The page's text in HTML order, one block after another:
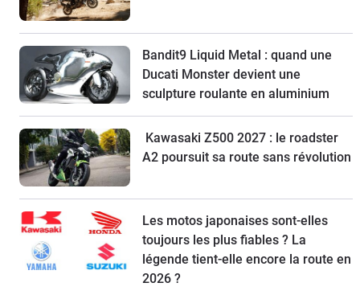
Bandit9 Liquid Metal : quand une
Ducati Monster devient une
sculpture roulante en aluminium
Kawasaki Z500 2027 : le roadster
A2 poursuit sa route sans révolution
Les motos japonaises sont-elles
toujours les plus fiables ? La
légende tient-elle encore la route en
2026 ?